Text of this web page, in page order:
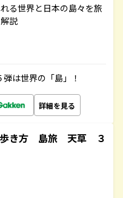
る世界と日本の島々を旅
説
は世界の「島」！
詳細を見る
き方 島旅 天草 ３